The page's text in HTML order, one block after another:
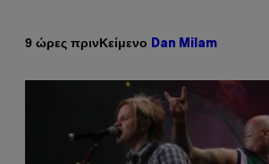
9 ώρες πρινΚείμενο Dan Milam